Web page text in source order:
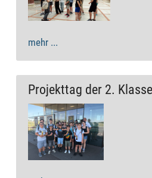
mehr ...
Projekttag der 2. Klasse